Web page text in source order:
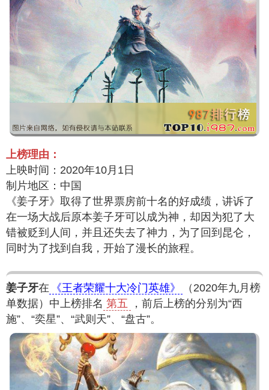
上榜理由：
上映时间：2020年10月1日
制片地区：中国
《姜子牙》取得了世界票房前十名的好成绩，讲诉了
在一场大战后原本姜子牙可以成为神，却因为犯了大
错被贬到人间，并且还失去了神力，为了回到昆仑，
同时为了找到自我，开始了漫长的旅程。
姜子牙在 《王者荣耀十大冷门英雄》
（2020年九月榜
单数据）中上榜排名 第五
，前后上榜的分别为“西
施”、“奕星”、“武则天”、“盘古”。